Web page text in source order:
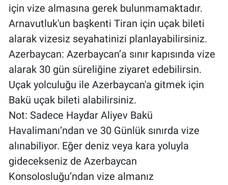
için vize almasına gerek bulunmamaktadır.
Arnavutluk'un başkenti Tiran için uçak bileti
alarak vizesiz seyahatinizi planlayabilirsiniz.
Azerbaycan: Azerbaycan’a sınır kapısında vize
alarak 30 gün süreliğine ziyaret edebilirsin.
Uçak yolculuğu ile Azerbaycan'a gitmek için
Bakü uçak bileti alabilirsiniz.
Not: Sadece Haydar Aliyev Bakü
Havalimanı’ndan ve 30 Günlük sınırda vize
alınabiliyor. Eğer deniz veya kara yoluyla
gidecekseniz de Azerbaycan
Konsolosluğu’ndan vize almanız
Spor
Teknoloji
Türkiye'nin Geleceği
Türkiye'nin Gündemi
Yerel Gündem
Yerel Yaşam
Canlı Yayın